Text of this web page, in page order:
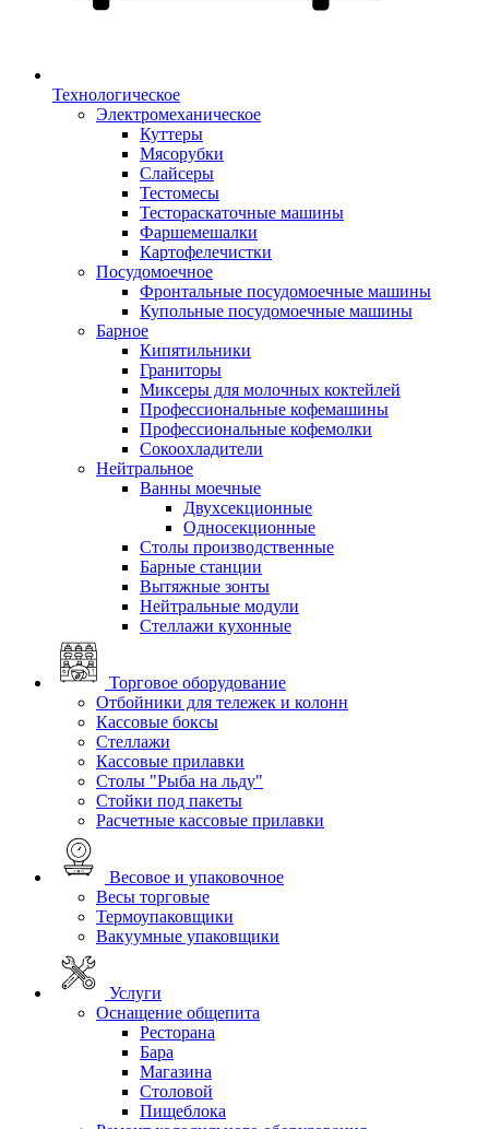
Технологическое
Электромеханическое
Куттеры
Мясорубки
Слайсеры
Тестомесы
Тестораскаточные машины
Фаршемешалки
Картофелечистки
Посудомоечное
Фронтальные посудомоечные машины
Купольные посудомоечные машины
Барное
Кипятильники
Граниторы
Миксеры для молочных коктейлей
Профессиональные кофемашины
Профессиональные кофемолки
Сокоохладители
Нейтральное
Ванны моечные
Двухсекционные
Односекционные
Столы производственные
Барные станции
Вытяжные зонты
Нейтральные модули
Стеллажи кухонные
Торговое оборудование
Отбойники для тележек и колонн
Кассовые боксы
Стеллажи
Кассовые прилавки
Столы "Рыба на льду"
Стойки под пакеты
Расчетные кассовые прилавки
Весовое и упаковочное
Весы торговые
Термоупаковщики
Вакуумные упаковщики
Услуги
Оснащение общепита
Ресторана
Бара
Магазина
Столовой
Пищеблока